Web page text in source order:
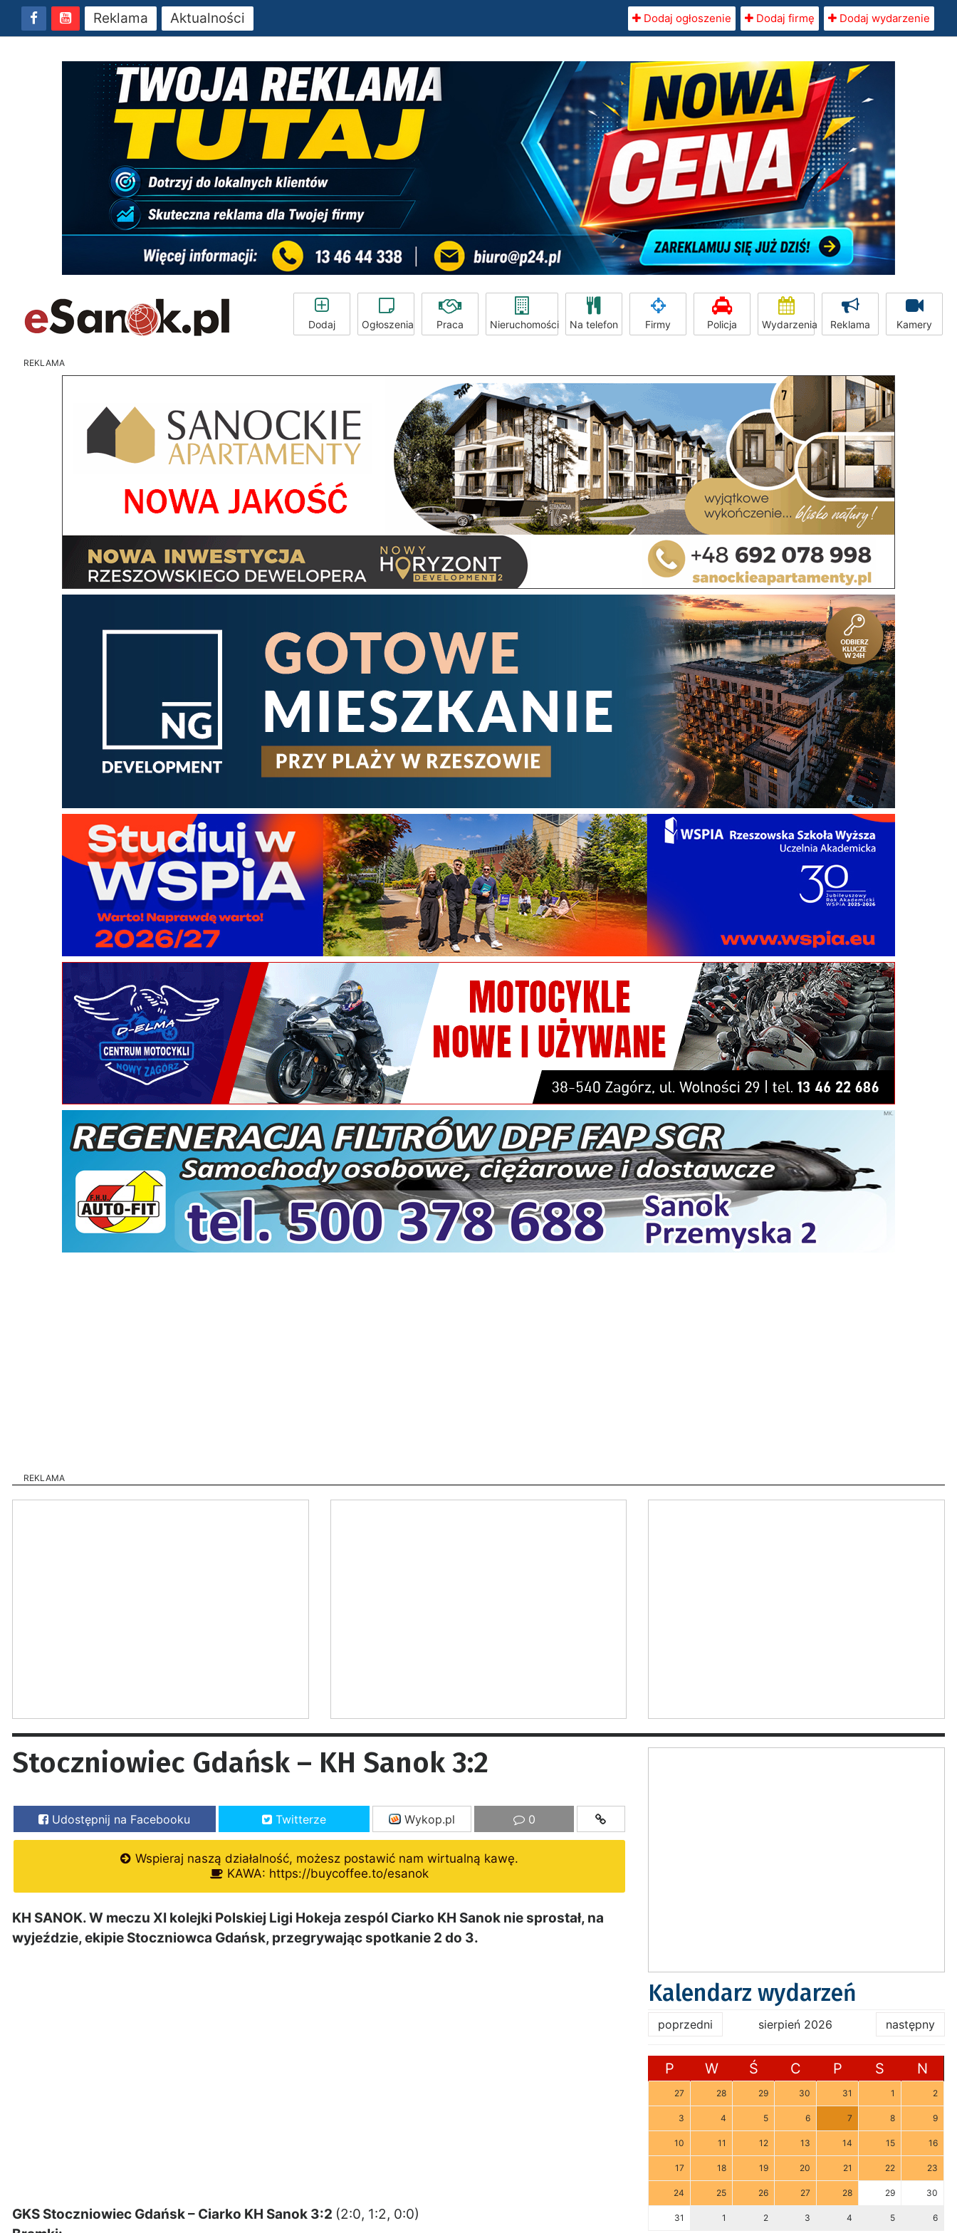
Reklama Aktualności Dodaj ogłoszenie Dodaj firmę Dodaj wydarzenie
Dodaj Ogłoszenia Praca Nieruchomości Na telefon Firmy Policja Wydarzenia Reklama Kamery
REKLAMA
REKLAMA
Stoczniowiec Gdańsk – KH Sanok 3:2
Udostępnij na Facebooku Twitterze Wykop.pl 0
Wspieraj naszą działalność, możesz postawić nam wirtualną kawę.
KAWA: https://buycoffee.to/esanok
KH SANOK. W meczu XI kolejki Polskiej Ligi Hokeja zespól Ciarko KH Sanok nie sprostał, na
wyjeździe, ekipie Stoczniowca Gdańsk, przegrywając spotkanie 2 do 3.
GKS Stoczniowiec Gdańsk – Ciarko KH Sanok 3:2 (2:0, 1:2, 0:0)
Kalendarz wydarzeń
poprzedni sierpień 2026 następny
P W Ś C P S N
27 28 29 30 31 1 2
3 4 5 6 7 8 9
10 11 12 13 14 15 16
17 18 19 20 21 22 23
24 25 26 27 28 29 30
31 1 2 3 4 5 6